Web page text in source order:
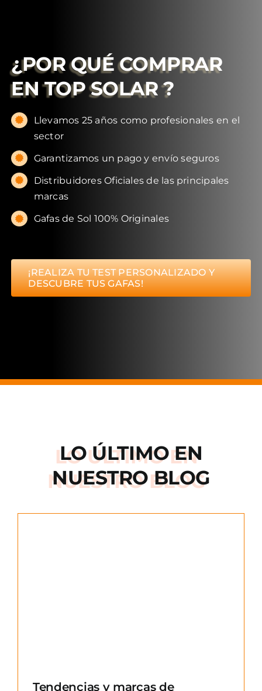
¿POR QUÉ COMPRAR
EN TOP SOLAR ?
Llevamos 25 años como profesionales en el
sector
Garantizamos un pago y envío seguros
Distribuidores Oficiales de las principales
marcas
Gafas de Sol 100% Originales
¡REALIZA TU TEST PERSONALIZADO Y
DESCUBRE TUS GAFAS!
LO ÚLTIMO EN
NUESTRO BLOG
Tendencias y marcas de